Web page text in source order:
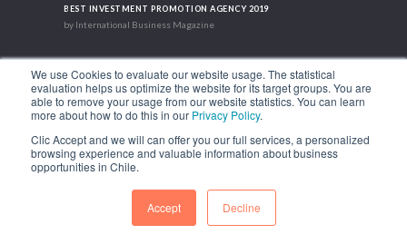
We use Cookies to evaluate our website usage. The statistical
evaluation helps us optimize the website for its target groups. You are
able to remove your usage from our website statistics. You can learn
more about how to do this in our Privacy Policy.
Clic Accept and we will can offer you our full services, a personalized
browsing experience and valuable information about business
opportunities in Chile.
Accept Decline
BEST INVESTMENT PROMOTION AGENCY 2019
by International Business Magazine
BEST INVESTMENT PROMOTION AGENCY IN SOUTH AMERICA
2019 - 2022; 2024; 2025
RECOGNITION SUCCES STORY 2021
HubSpot International
1.449 Libertador Bernardo O'Higgins Avenue, Tower 7, 15th Floor. Santiago,
Chile.